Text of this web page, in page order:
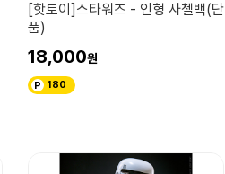
[핫토이]스타워즈 - 인형 사첼백(단
품)
18,000
180